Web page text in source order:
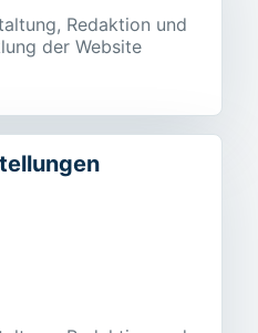
Redaktion und
der Website